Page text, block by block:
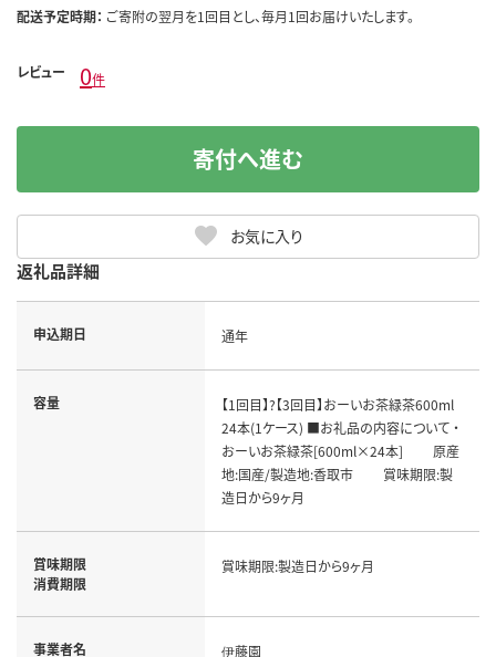
配送予定時期： ご寄附の翌月を1回目とし、毎月1回お届けいたします。
レビュー 0件
お気に入り
寄付へ進む
返礼品詳細
申込期日 通年
容量
【1回目】?【3回目】おーいお茶緑茶600ml
24本(1ケース) ■お礼品の内容について ・
おーいお茶緑茶[600ml×24本] 原産
地:国産/製造地:香取市 賞味期限:製
造日から9ヶ月
賞味期限
消費期限
賞味期限:製造日から9ヶ月
事業者名 伊藤園